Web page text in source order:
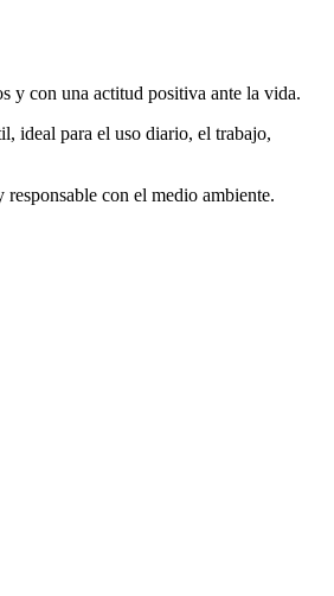
y con una actitud positiva ante la vida.
ideal para el uso diario, el trabajo,
con el medio ambiente.